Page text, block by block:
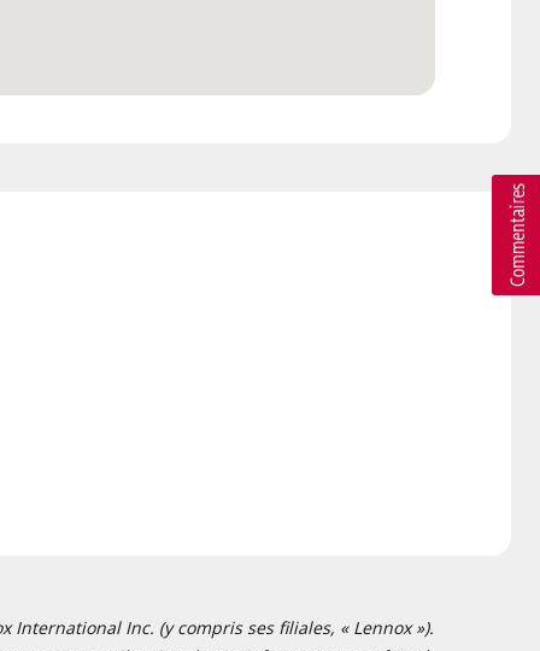
International Inc. (y compris ses filiales, « Lennox »).